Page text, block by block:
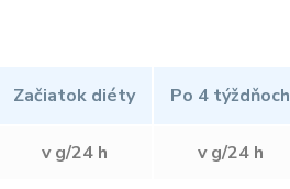
Začiatok diéty Po 4 týždňoch
v g/24 h v g/24 h